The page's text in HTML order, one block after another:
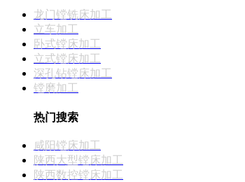
龙门镗铣床加工
立车加工
卧式镗床加工
立式镗床加工
深孔钻镗床加工
镗磨加工
热门搜索
咸阳镗床加工
陕西大型镗床加工
陕西数控镗床加工